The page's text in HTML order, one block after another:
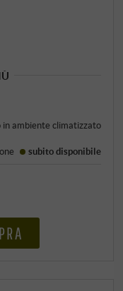
in ambiente climatizzato
subito disponibile